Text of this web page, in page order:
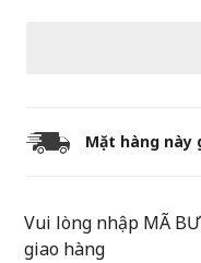
Mặt hàng này
Vui lòng nhập MÃ
giao hàng